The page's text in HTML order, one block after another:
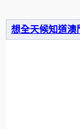
想全天候知道澳